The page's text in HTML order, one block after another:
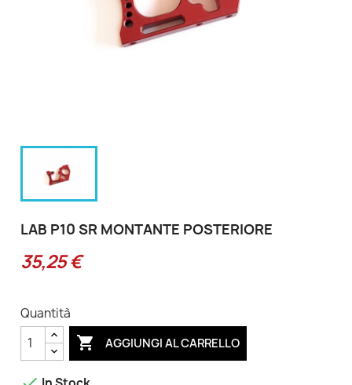
LAB P10 SR MONTANTE POSTERIORE
35,25 €
Quantità
 AGGIUNGI AL CARRELLO